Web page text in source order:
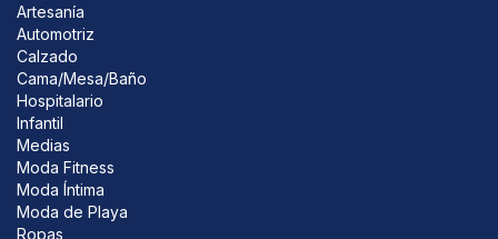
Artesanía
Automotriz
Calzado
Cama/Mesa/Baño
Hospitalario
Infantil
Medias
Moda Fitness
Moda Íntima
Moda de Playa
Ropas